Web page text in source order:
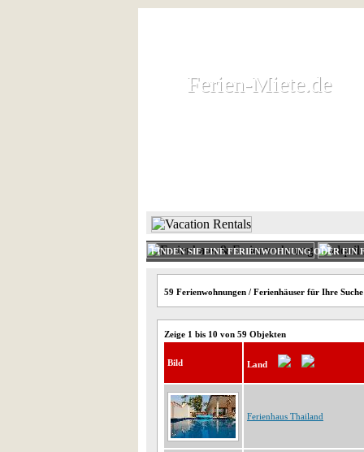
Ferien-Miete.de
Ferien-Miete.de
FINDEN SIE EINE FERIENWOHNUNG ODER EIN
59 Ferienwohnungen / Ferienhäuser für Ihre
Zeige 1 bis 10 von 59 Objekten
Bild Land
Ferienhaus Thailand